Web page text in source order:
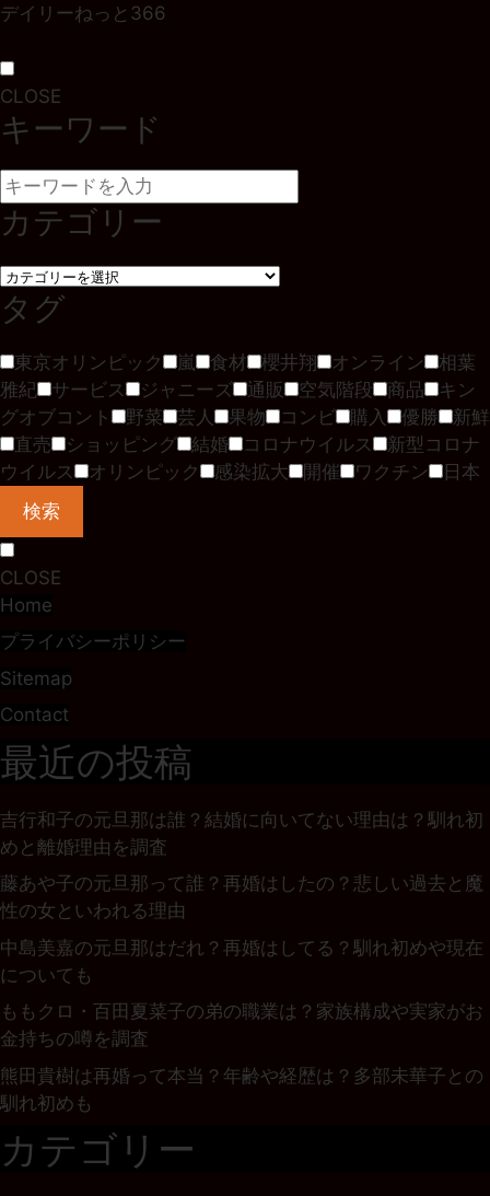
デイリーねっと366
CLOSE
キーワード
カテゴリー
タグ
東京オリンピック 嵐 食材 櫻井翔 オンライン
相葉
雅紀
サービス ジャニーズ 通販 空気階段 商品
キン
グオブコント
野菜 芸人 果物 コンビ 購入 優勝
新鮮
直売
ショッピング 結婚 コロナウイルス
新型コロナ
ウイルス
オリンピック 感染拡大 開催 ワクチン
日本
検索
CLOSE
Home
プライバシーポリシー
Sitemap
Contact
最近の投稿
吉行和子の元旦那は誰？結婚に向いてない理由は？馴れ初
めと離婚理由を調査
藤あや子の元旦那って誰？再婚はしたの？悲しい過去と魔
性の女といわれる理由
中島美嘉の元旦那はだれ？再婚はしてる？馴れ初めや現在
についても
ももクロ・百田夏菜子の弟の職業は？家族構成や実家がお
金持ちの噂を調査
熊田貴樹は再婚って本当？年齢や経歴は？多部未華子との
馴れ初めも
カテゴリー